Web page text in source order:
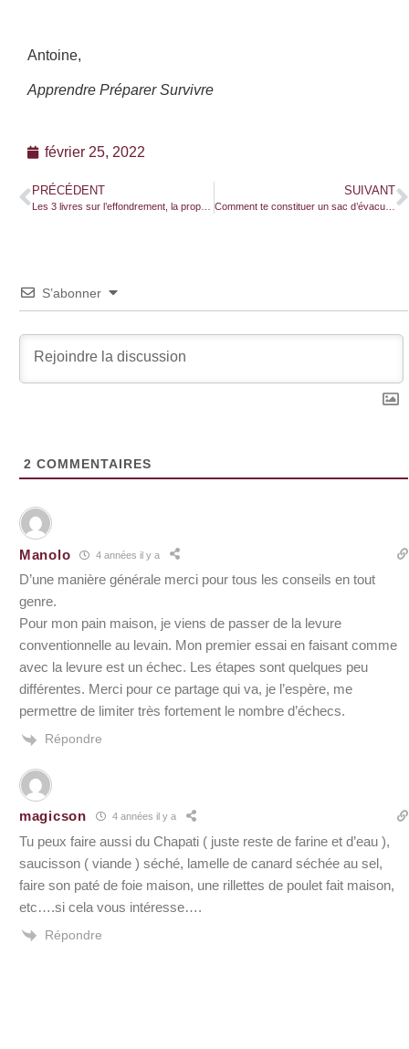
Antoine,
Apprendre Préparer Survivre
février 25, 2022
PRÉCÉDENT
Les 3 livres sur l’effondrement, la propagande et la manipulation que tu dois absolument lire !
SUIVANT
Comment te constituer un sac d’évacuation d’urgence ?
S’abonner
2 COMMENTAIRES
Manolo 4 années il y a
D’une manière générale merci pour tous les conseils en tout
genre.
Pour mon pain maison, je viens de passer de la levure
conventionnelle au levain. Mon premier essai en faisant comme
avec la levure est un échec. Les étapes sont quelques peu
différentes. Merci pour ce partage qui va, je l’espère, me
permettre de limiter très fortement le nombre d’échecs.
Répondre
magicson 4 années il y a
Tu peux faire aussi du Chapati ( juste reste de farine et d’eau ),
saucisson ( viande ) séché, lamelle de canard séchée au sel,
faire son paté de foie maison, une rillettes de poulet fait maison,
etc….si cela vous intéresse….
Répondre